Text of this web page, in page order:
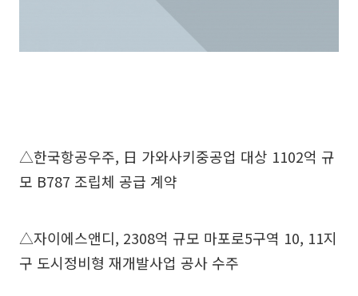
△한국항공우주, 日 가와사키중공업 대상 1102억 규
모 B787 조립체 공급 계약
△자이에스앤디, 2308억 규모 마포로5구역 10, 11지
구 도시정비형 재개발사업 공사 수주